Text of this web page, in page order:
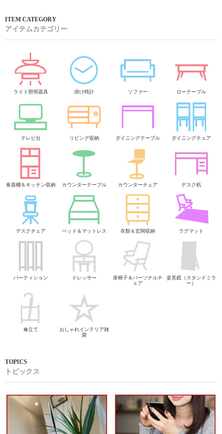
アイテムカテゴリー
ライト照明器具 掛け時計 ソファー ローテーブル
テレビ台 リビング収納 ダイニングテーブル ダイニングチェア
食器棚＆キッチン収納 カウンターテーブル カウンターチェア デスク机
デスクチェア ベッド＆マットレス 衣類＆玄関収納 ラグマット
パーティション ドレッサー
座椅子＆パーソナルチ
ェア
姿見鏡（スタンドミラ
ー）
傘立て
おしゃれインテリア雑
貨
トピックス